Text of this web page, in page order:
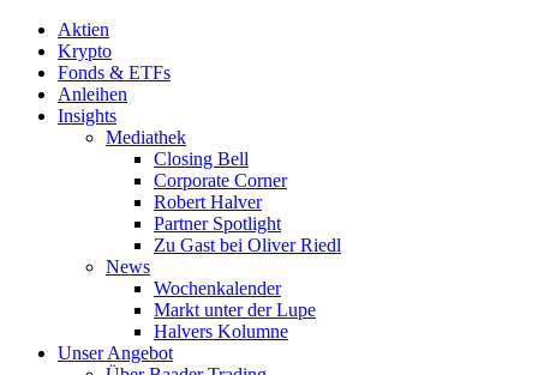
Aktien
Krypto
Fonds & ETFs
Anleihen
Insights
Mediathek
Closing Bell
Corporate Corner
Robert Halver
Partner Spotlight
Zu Gast bei Oliver Riedl
News
Wochenkalender
Markt unter der Lupe
Halvers Kolumne
Unser Angebot